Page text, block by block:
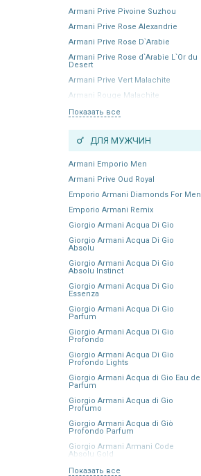
Armani Prive Pivoine Suzhou
Armani Prive Rose Alexandrie
Armani Prive Rose D`Arabie
Armani Prive Rose d`Arabie L`Or du
Desert
Armani Prive Vert Malachite
Armani Rouge Malachite
Показать все
ДЛЯ МУЖЧИН
Armani Emporio Men
Armani Prive Oud Royal
Emporio Armani Diamonds For Men
Emporio Armani Remix
Giorgio Armani Acqua Di Gio
Giorgio Armani Acqua Di Gio
Absolu
Giorgio Armani Acqua Di Gio
Absolu Instinct
Giorgio Armani Acqua Di Gio
Essenza
Giorgio Armani Acqua Di Gio
Parfum
Giorgio Armani Acqua Di Gio
Profondo
Giorgio Armani Acqua Di Gio
Profondo Lights
Giorgio Armani Acqua di Gio Eau de
Parfum
Giorgio Armani Acqua di Gio
Profumo
Giorgio Armani Acqua di Giò
Profondo Parfum
Giorgio Armani Armani Code
Absolu Gold
Показать все